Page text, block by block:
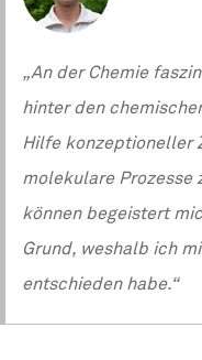
„An der Chemie
hinter den
Hilfe konzeptioneller
molekulare Prozesse
können begeistert
Grund, weshalb ich
entschieden habe.“